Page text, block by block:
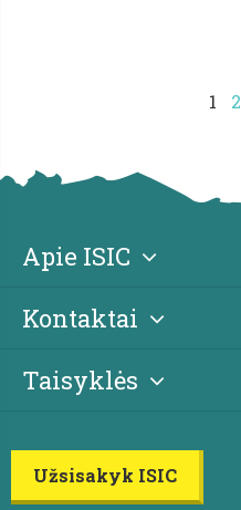
1 2
Apie ISIC
Kontaktai
Taisyklės
Užsisakyk ISIC